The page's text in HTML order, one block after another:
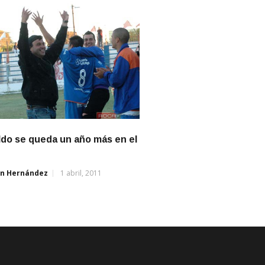
se queda un año más en el
Hernández 1 abril, 2011